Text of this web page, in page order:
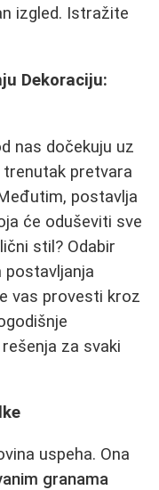
izgled. Istražite
Dekoraciju:
nas dočekuju uz
trenutak pretvara
postavlja
će oduševiti sve
stil? Odabir
postavljanja
vas provesti kroz
za svaki
uspeha. Ona
granama